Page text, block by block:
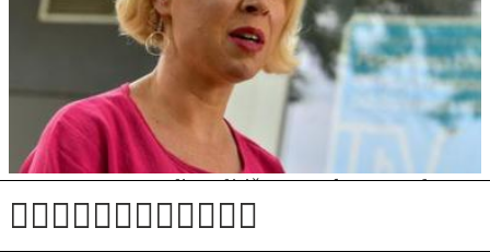
Anton Rop ustanavlja politično stranko, neuradno
znano tudi ime generalnega sekretarja